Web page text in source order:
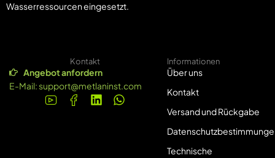
Wasserressourcen eingesetzt.
Kontakt
Angebot anfordern
E-Mail:support@metlaninst.com
Informationen
Über uns
Kontakt
Versand und Rückgabe
Technische